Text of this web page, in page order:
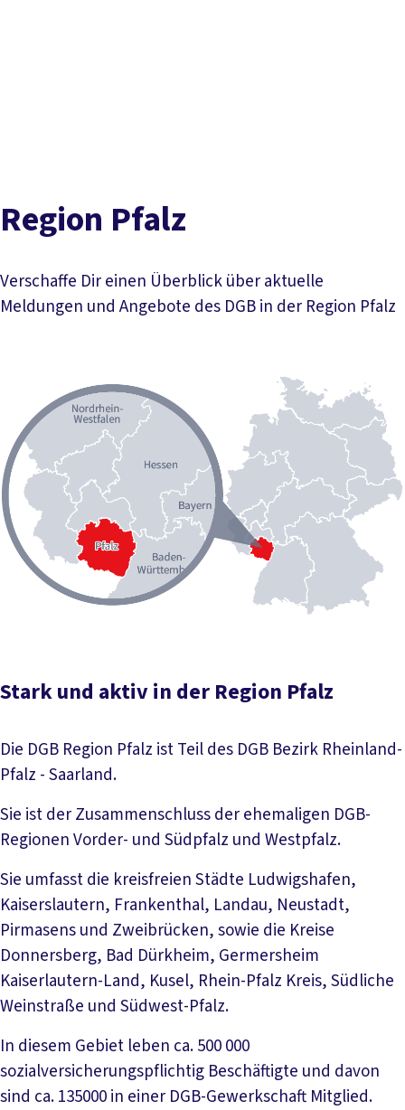
Region Pfalz
Verschaffe Dir einen Überblick über aktuelle
Meldungen und Angebote des DGB in der Region Pfalz
Stark und aktiv in der Region Pfalz
Die DGB Region Pfalz ist Teil des DGB Bezirk Rheinland-
Pfalz - Saarland.
Sie ist der Zusammenschluss der ehemaligen DGB-
Regionen Vorder- und Südpfalz und Westpfalz.
Sie umfasst die kreisfreien Städte Ludwigshafen,
Kaiserslautern, Frankenthal, Landau, Neustadt,
Pirmasens und Zweibrücken, sowie die Kreise
Donnersberg, Bad Dürkheim, Germersheim
Kaiserlautern-Land, Kusel, Rhein-Pfalz Kreis, Südliche
Weinstraße und Südwest-Pfalz.
In diesem Gebiet leben ca. 500 000
sozialversicherungspflichtig Beschäftigte und davon
sind ca. 135000 in einer DGB-Gewerkschaft Mitglied.